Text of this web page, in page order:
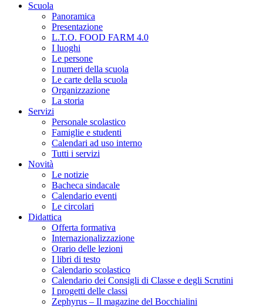
Scuola
Panoramica
Presentazione
L.T.O. FOOD FARM 4.0
I luoghi
Le persone
I numeri della scuola
Le carte della scuola
Organizzazione
La storia
Servizi
Personale scolastico
Famiglie e studenti
Calendari ad uso interno
Tutti i servizi
Novità
Le notizie
Bacheca sindacale
Calendario eventi
Le circolari
Didattica
Offerta formativa
Internazionalizzazione
Orario delle lezioni
I libri di testo
Calendario scolastico
Calendario dei Consigli di Classe e degli Scrutini
I progetti delle classi
Zephyrus – Il magazine del Bocchialini